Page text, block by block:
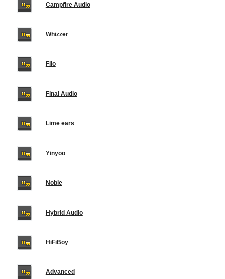
Campfire Audio
Whizzer
Fiio
Final Audio
Lime ears
Yinyoo
Noble
Hybrid Audio
HiFiBoy
Advanced